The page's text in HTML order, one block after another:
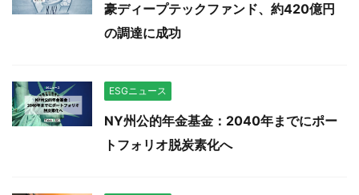
豪ディープテックファンド、約420億円
の調達に成功
ESGニュース
NY州公的年金基金：2040年までにポー
トフォリオ脱炭素化へ